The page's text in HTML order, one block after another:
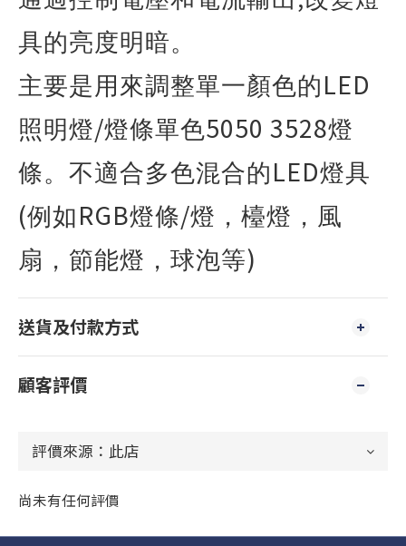
具的亮度明暗。
主要是用來調整單一顏色的 LED
照明燈/燈條單色5050 3528燈
條。不適合多色混合的 LED燈具
(例如 RGB燈條/燈，檯燈，風
扇，節能燈，球泡等)
送貨及付款方式
顧客評價
尚未有任何評價